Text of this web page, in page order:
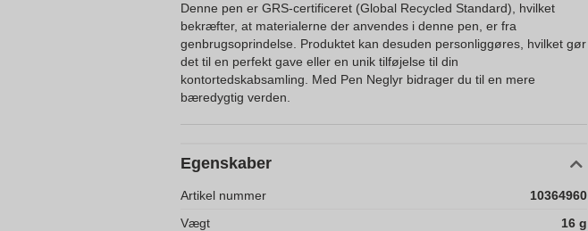
Denne pen er GRS-certificeret (Global Recycled Standard), hvilket
bekræfter, at materialerne der anvendes i denne pen, er fra
genbrugsoprindelse. Produktet kan desuden personliggøres, hvilket gør
det til en perfekt gave eller en unik tilføjelse til din
kontortedskabsamling. Med Pen Neglyr bidrager du til en mere
bæredygtig verden.
Egenskaber
Artikel nummer
10364960
Vægt
16 g